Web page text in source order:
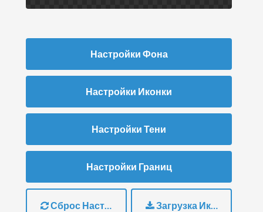
Настройки Фона
Настройки Иконки
Настройки Тени
Настройки Границ
Сброс Настроек Загрузка Иконки